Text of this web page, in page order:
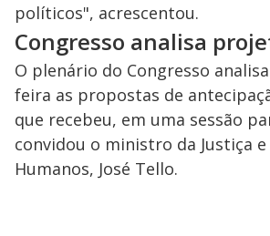
políticos", acrescentou.
Congresso analisa
O plenário do Congresso
feira as propostas de
que recebeu, em uma sessão
convidou o ministro da Justiça
Humanos, José Tello.